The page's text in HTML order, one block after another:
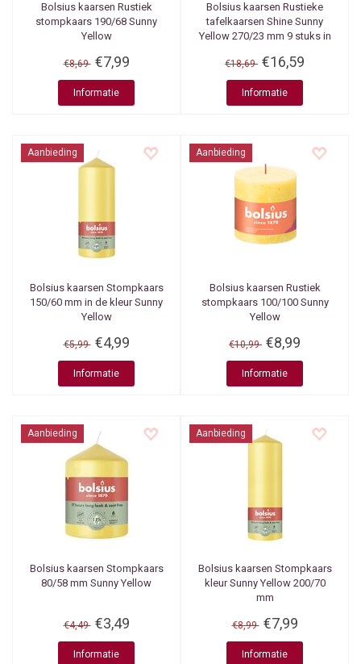
Bolsius kaarsen Rustiek
stompkaars 190/68 Sunny
Yellow
€8,69 €7,99
Informatie
Bolsius kaarsen Rustieke
tafelkaarsen Shine Sunny
Yellow 270/23 mm 9 stuks in
€18,69 €16,59
Informatie
Aanbieding
Bolsius kaarsen Stompkaars
150/60 mm in de kleur Sunny
Yellow
€5,99 €4,99
Informatie
Aanbieding
Bolsius kaarsen Rustiek
stompkaars 100/100 Sunny
Yellow
€10,99 €8,99
Informatie
Aanbieding
Bolsius kaarsen Stompkaars
80/58 mm Sunny Yellow
€4,49 €3,49
Informatie
Aanbieding
Bolsius kaarsen Stompkaars
kleur Sunny Yellow 200/70
mm
€8,99 €7,99
Informatie